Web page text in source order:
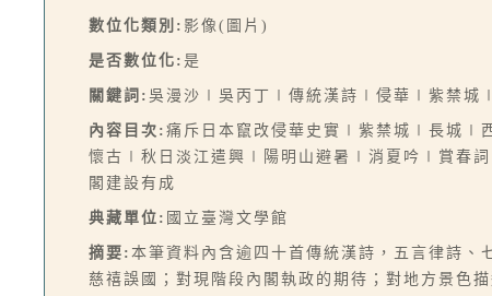
數位化類別: 影像(圖片)
是否數位化: 是
關鍵詞: 吳漫沙∣吳丙丁∣傳統漢詩∣侵華∣紫禁
內容目次: 痛斥日本竄改侵華史實∣紫禁城∣長城∣
懷古∣秋日淡江遣興∣陽明山避暑∣消夏吟∣賞
閣建設有成
典藏單位: 國立臺灣文學館
摘要: 本筆資料內含逾四十首傳統漢詩，五言律詩、
慈禧誤國；對現階段內閣執政的期待；對地方景色